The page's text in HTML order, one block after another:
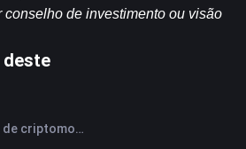
conselho de investimento ou visão
Resumo das notícias de criptomoedas da FameEX hoje | 7 de agosto de 2026